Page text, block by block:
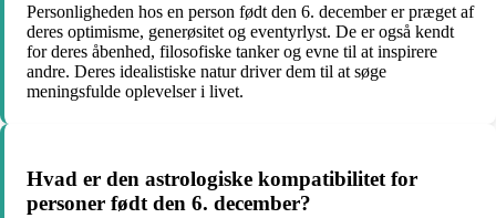
Personligheden hos en person født den 6. december er præget af
deres optimisme, generøsitet og eventyrlyst. De er også kendt
for deres åbenhed, filosofiske tanker og evne til at inspirere
andre. Deres idealistiske natur driver dem til at søge
meningsfulde oplevelser i livet.
Hvad er den astrologiske kompatibilitet for
personer født den 6. december?